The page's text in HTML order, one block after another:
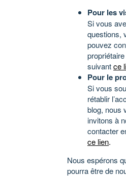
Pour les
Si vous
questions,
pouvez
suivantce
Pour le
Si vous
rétablir
blog, nous
invitons à
contacter
ce lien.
Nous espérons
pourra être de